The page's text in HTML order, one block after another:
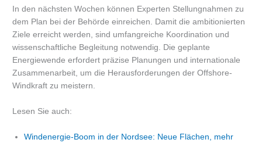
In den nächsten Wochen können Experten Stellungnahmen zu
dem Plan bei der Behörde einreichen. Damit die ambitionierten
Ziele erreicht werden, sind umfangreiche Koordination und
wissenschaftliche Begleitung notwendig. Die geplante
Energiewende erfordert präzise Planungen und internationale
Zusammenarbeit, um die Herausforderungen der Offshore-
Windkraft zu meistern.
Lesen Sie auch:
Windenergie-Boom in der Nordsee: Neue Flächen, mehr